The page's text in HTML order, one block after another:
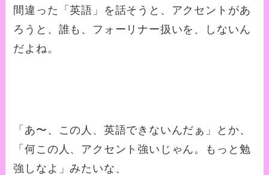
間違った「英語」を話そうと、アクセントがあ
ろうと、誰も、フォーリナー扱いを、しないん
だよね。
「あ〜、この人、英語できないんだぁ」とか、
「何この人、アクセント強いじゃん。もっと勉
強しなよ」みたいな、